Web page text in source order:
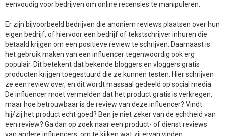
eenvoudig voor bedrijven om online recensies te manipuleren.
Er zijn bijvoorbeeld bedrijven die anoniem reviews plaatsen over hun
eigen bedrijf, of hiervoor een bedrijf of tekstschrijver inhuren die
betaald krijgen om een positieve review te schrijven. Daarnaast is
het gebruik maken van een influencer tegenwoordig ook erg
populair. Dit betekent dat bekende bloggers en vloggers gratis
producten krijgen toegestuurd die ze kunnen testen. Hier schrijven
ze een review over, en dit wordt massaal gedeeld op social media.
De influencer moet vermelden dat het product gratis is verkregen,
maar hoe betrouwbaar is de review van deze influencer? Vindt
hij/zij het product echt goed? Ben je niet zeker van de echtheid van
een review? Ga dan op zoek naar een product- of dienst reviews